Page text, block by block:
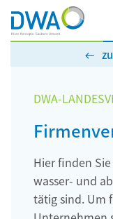
DWA-
Hier finden
wasser- und
tätig sind. Um